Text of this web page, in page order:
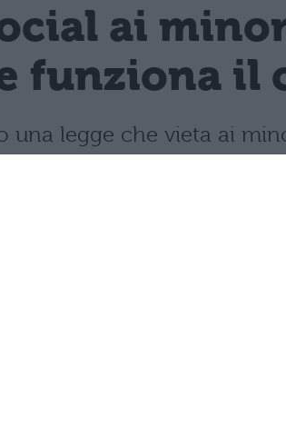
ai
funziona il
una legge che vieta ai